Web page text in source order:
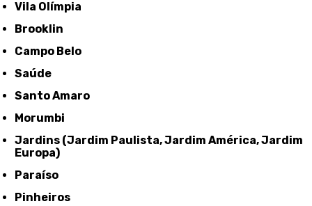
Vila Olímpia
Brooklin
Campo Belo
Saúde
Santo Amaro
Morumbi
Jardins (Jardim Paulista, Jardim América, Jardim
Europa)
Paraíso
Pinheiros